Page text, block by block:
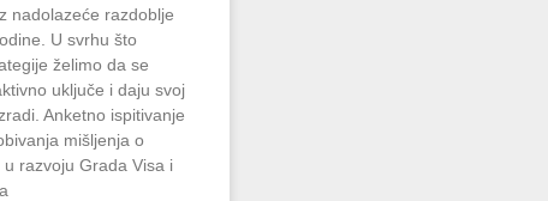
nadolazeće razdoblje
U svrhu što
želimo da se
uključe i daju svoj
Anketno ispitivanje
mišljenja o
razvoju Grada Visa i